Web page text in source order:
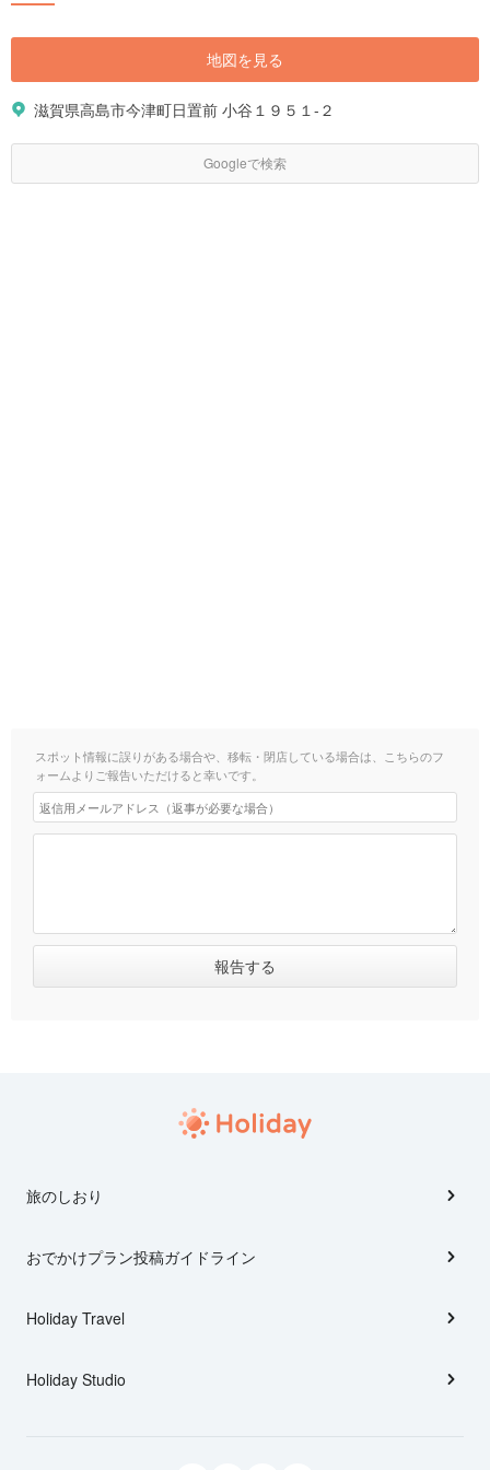
地図を見る
滋賀県高島市今津町日置前 小谷１９５１-２
Googleで検索
スポット情報に誤りがある場合や、移転・閉店している場合は、こちらのフ
ォームよりご報告いただけると幸いです。
旅のしおり
おでかけプラン投稿ガイドライン
Holiday Travel
Holiday Studio